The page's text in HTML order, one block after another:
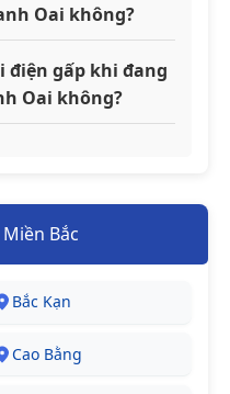
Oai không?
điện gấp khi đang
Oai không?
Bắc
Bắc Kạn
Cao Bằng